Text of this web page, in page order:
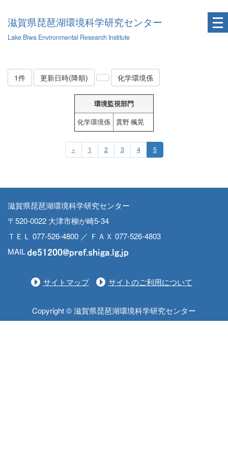
滋賀県琵琶湖環境科学研究センター
Lake Biwa Environmental Research Institute
1件 更新日時(降順) 化学環境係
環境監視部門
化学環境係
貫野 楓晃
« 1 2 3 4 5
滋賀県琵琶湖環境科学研究センター
〒520-0022 大津市柳が崎5-34
ＴＥＬ 077-526-4800 ／ ＦＡＸ 077-526-4803
MAIL
サイトマップ サイトのご利用について
Copyright © 滋賀県琵琶湖環境科学研究センター